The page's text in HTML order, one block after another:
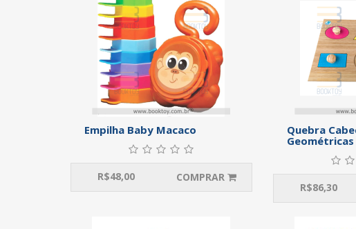
Empilha Baby Macaco
R$48,00 COMPRAR
Quebra
Geométricas
R$86,30